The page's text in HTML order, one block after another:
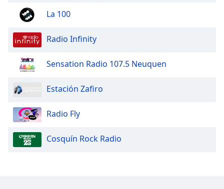
Opacity
Text
Background
Color
Caption
La 100
Radio Infinity
Sensation Radio 107.5 Neuquen
Estación Zafiro
Radio Fly
Cosquín Rock Radio